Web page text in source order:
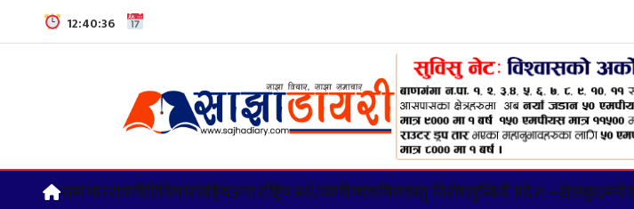
12:40:37
समाचारराजनीतिविचारराष्ट्रियअन्तर्राष्ट्रियअर्थ/वाणीज्यकपिलवस्तु विशेषलुम्बिनी प्रदेश +खेलकुद